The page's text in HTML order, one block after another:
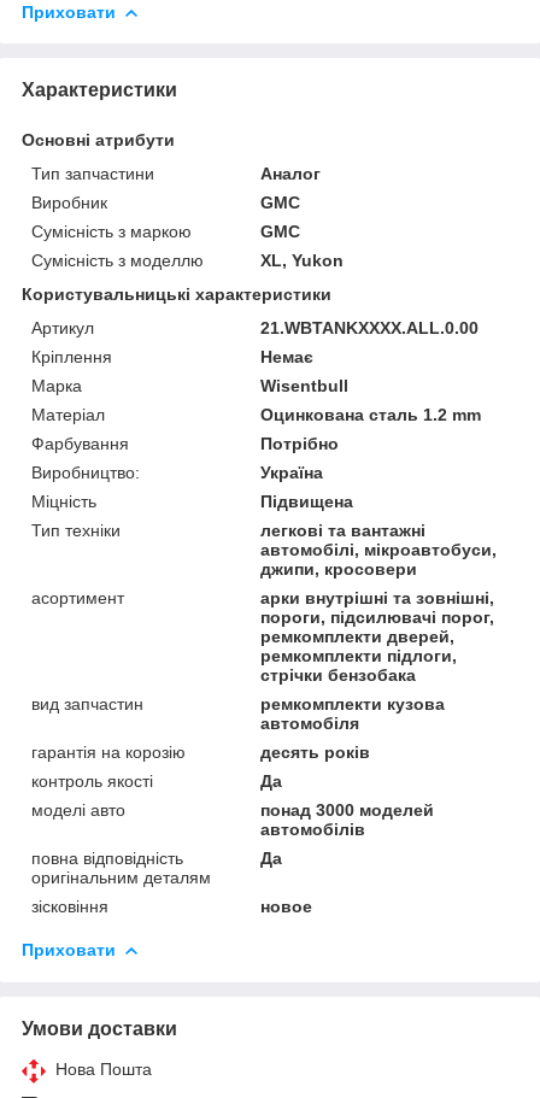
Приховати
Характеристики
Основні атрибути
Тип запчастини
Аналог
Виробник
GMC
Сумісність з маркою
GMC
Сумісність з моделлю
XL, Yukon
Користувальницькі характеристики
Артикул
21.WBTANKXXXX.ALL.0.00
Кріплення
Немає
Марка
Wisentbull
Матеріал
Оцинкована сталь 1.2 mm
Фарбування
Потрібно
Виробництво:
Україна
Міцність
Підвищена
Тип техніки
легкові та вантажні
автомобілі, мікроавтобуси,
джипи, кросовери
асортимент
арки внутрішні та зовнішні,
пороги, підсилювачі порог,
ремкомплекти дверей,
ремкомплекти підлоги,
стрічки бензобака
вид запчастин
ремкомплекти кузова
автомобіля
гарантія на корозію
десять років
контроль якості
Да
моделі авто
понад 3000 моделей
автомобілів
повна відповідність
оригінальним деталям
Да
зісковіння новое
Приховати
Умови доставки
Нова Пошта